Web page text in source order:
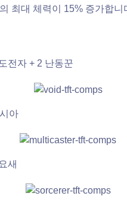
최대 체력이 15% 증가합니
전자 + 2 난동꾼
아
새